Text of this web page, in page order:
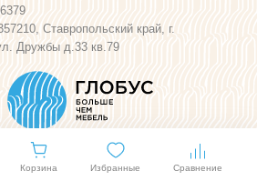
Ставропольский край, г.
Дружбы д.33 кв.79
Корзина Избранные Сравнение